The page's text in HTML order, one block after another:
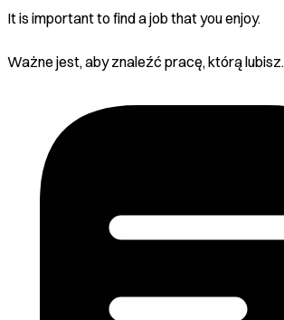
It is important to find a job that you enjoy.
Ważne jest, aby znaleźć pracę, którą lubisz.